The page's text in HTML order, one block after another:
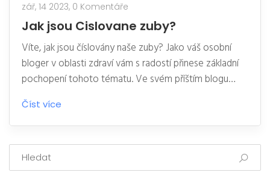
zář, 14 2023, 0 Komentáře
Jak jsou Cislovane zuby?
Víte, jak jsou číslovány naše zuby? Jako váš osobní
bloger v oblasti zdraví vám s radostí přinese základní
pochopení tohoto tématu. Ve svém příštím blogu
objasním, co znamená numerologie zubů a jak se to
týká našeho ústního zdraví. Pochopíte, jak stomatolozi
číslují zuby a jak tato struktura může ovlivnit vaše
zdraví. Těším se na naše další setkání na blogu!
Číst více